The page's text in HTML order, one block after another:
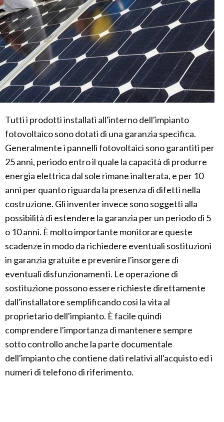
Tutti i prodotti installati all'interno dell'impianto
fotovoltaico sono dotati di una garanzia specifica.
Generalmente i pannelli fotovoltaici sono garantiti per
25 anni, periodo entro il quale la capacità di produrre
energia elettrica dal sole rimane inalterata, e per 10
anni per quanto riguarda la presenza di difetti nella
costruzione. Gli inventer invece sono soggetti alla
possibilità di estendere la garanzia per un periodo di 5
o 10 anni. È molto importante monitorare queste
scadenze in modo da richiedere eventuali sostituzioni
in garanzia gratuite e prevenire l'insorgere di
eventuali disfunzionamenti. Le operazione di
sostituzione possono essere richieste direttamente
dall'installatore semplificando così la vita al
proprietario dell'impianto. È facile quindi
comprendere l'importanza di mantenere sempre
sotto controllo anche la parte documentale
dell'impianto che contiene dati relativi all'acquisto ed i
numeri di telefono di riferimento.